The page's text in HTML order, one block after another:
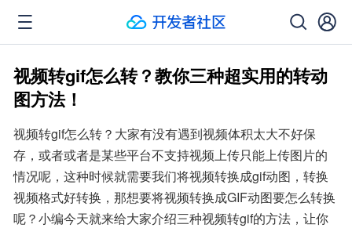
视频转gif怎么转？教你三种超实用的转动
图方法！
视频转gif怎么转？大家有没有遇到视频体积太大不好保
存，或者或者是某些平台不支持视频上传只能上传图片的
情况呢，这种时候就需要我们将视频转换成gif动图，转换
视频格式好转换，那想要将视频转换成GIF动图要怎么转换
呢？小编今天就来给大家介绍三种视频转gif的方法，让你